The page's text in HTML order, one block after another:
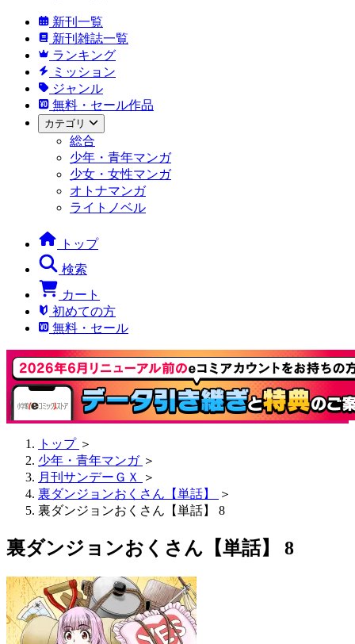
新刊一覧
新刊雑誌一覧
ランキング
ミッション
ジャンル
無料・セール作品
カテゴリ
総合
少年・青年マンガ
少女・女性マンガ
オトナマンガ
ライトノベル
トップ
検索
カート
初めての方
無料・セール
トップ ＞
少年・青年マンガ ＞
月刊サンデーＧＸ
＞
裏ダンジョンおくさん【単話】
＞
裏ダンジョンおくさん【単話】 8
裏ダンジョンおくさん【単話】 8